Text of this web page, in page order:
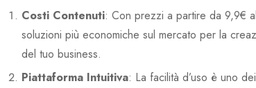
Costi Contenuti: Con prezzi a partire da 9,9€
soluzioni più economiche sul mercato per la
del tuo business.
Piattaforma Intuitiva: La facilità d’uso è uno